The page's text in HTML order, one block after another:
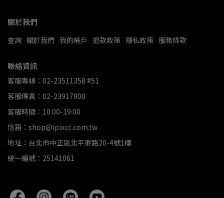
關於我們
查詢 關於我們 我的帳戶 退款政策 隱私政策 服務條款
聯絡資訊
客服專線：02-23511358 #51
客服傳真：02-23917900
客服時間：10:00-19:00
信箱：shop@ipixcc.com.tw
地址：台北市中正區北平東路20-4號1樓
統一編號：25141061